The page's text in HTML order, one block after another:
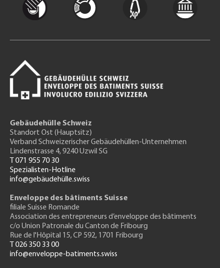
Gebäudehülle Schweiz
Standort Ost (Hauptsitz)
Verband Schweizerischer Gebäudehüllen-Unternehmen
Lindenstrasse 4, 9240 Uzwil SG
T 071 955 70 30
Spezialisten-Hotline
info@gebäudehülle.swiss
Enveloppe des bâtiments Suisse
filiale Suisse Romande
Association des entrepreneurs d’enveloppe des bâtiments
c/o Union Patronale du Canton de Fribourg
Rue de l'Hôpital 15, CP 592, 1701 Fribourg
T 026 350 33 00
info@enveloppe-batiments.swiss